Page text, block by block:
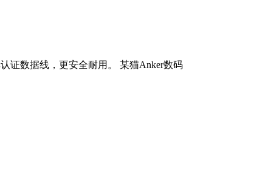
证数据线，更安全耐用。 某猫Anker数码